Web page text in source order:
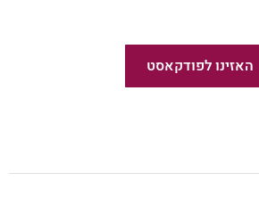
האזינו לפודקאסט